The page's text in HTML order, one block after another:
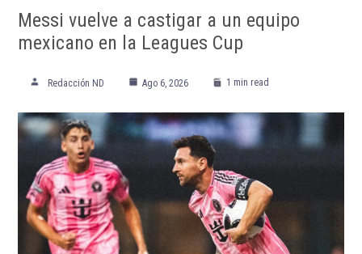
ETIQUETADO: Apertura 2023 Arsenal Football Club
Club Tigres Liga MX Marcelo Flores